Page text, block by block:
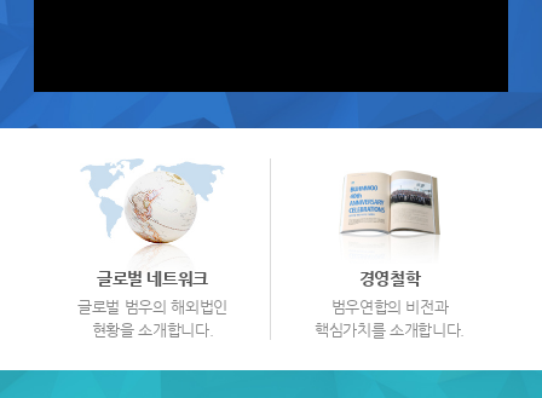
글로벌 네트워크
글로벌 범우의 해외법인
현황을 소개합니다.
경영철학
범우연합의 비전과
핵심가치를 소개합니다.